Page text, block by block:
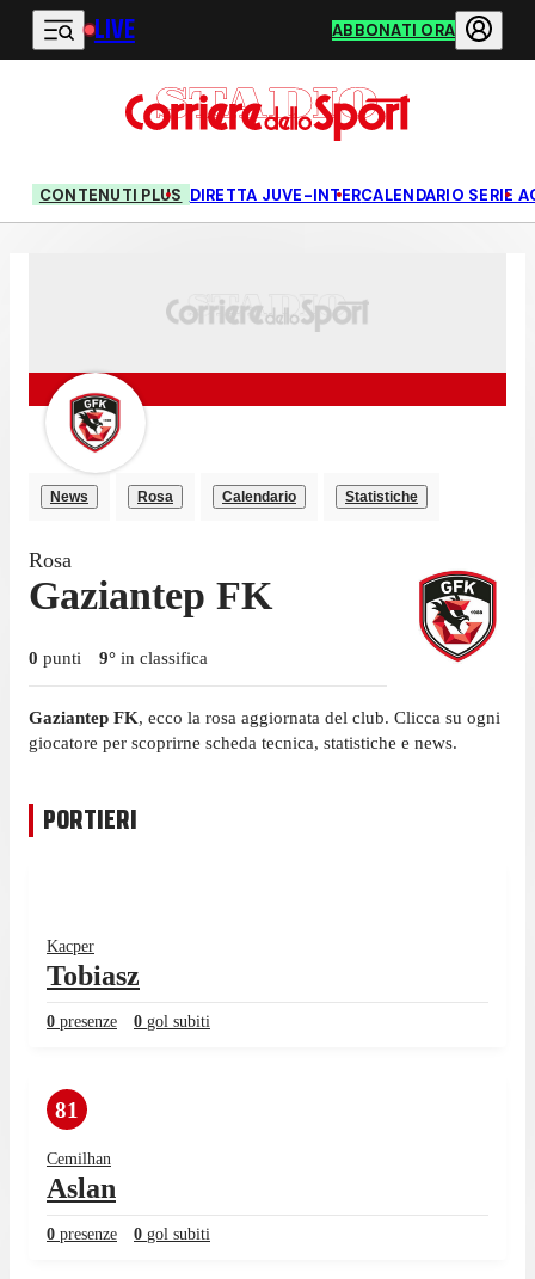
Vai al contenuto principale
LIVE ABBONATI ORA
CONTENUTI PLUS DIRETTA JUVE-INTERCALENDARIO SERIE A
News Rosa Calendario Statistiche
Rosa
Gaziantep FK
0 punti 9° in classifica
Gaziantep FK, ecco la rosa aggiornata del club. Clicca su ogni
giocatore per scoprirne scheda tecnica, statistiche e news.
PORTIERI
Kacper
Tobiasz
0 presenze 0 gol subiti
81
Cemilhan
Aslan
0 presenze 0 gol subiti